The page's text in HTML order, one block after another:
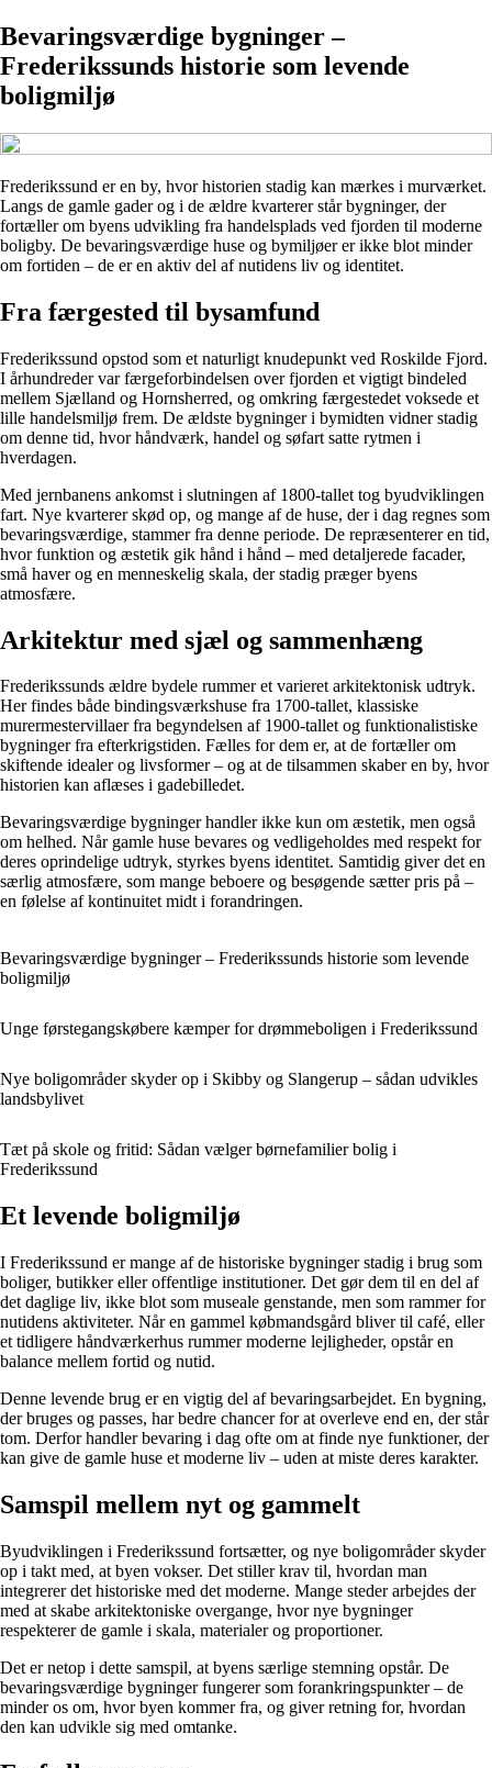
Bevaringsværdige bygninger –
Frederikssunds historie som levende
boligmiljø
Frederikssund er en by, hvor historien stadig kan mærkes i murværket.
Langs de gamle gader og i de ældre kvarterer står bygninger, der
fortæller om byens udvikling fra handelsplads ved fjorden til moderne
boligby. De bevaringsværdige huse og bymiljøer er ikke blot minder
om fortiden – de er en aktiv del af nutidens liv og identitet.
Fra færgested til bysamfund
Frederikssund opstod som et naturligt knudepunkt ved Roskilde Fjord.
I århundreder var færgeforbindelsen over fjorden et vigtigt bindeled
mellem Sjælland og Hornsherred, og omkring færgestedet voksede et
lille handelsmiljø frem. De ældste bygninger i bymidten vidner stadig
om denne tid, hvor håndværk, handel og søfart satte rytmen i
hverdagen.
Med jernbanens ankomst i slutningen af 1800-tallet tog byudviklingen
fart. Nye kvarterer skød op, og mange af de huse, der i dag regnes som
bevaringsværdige, stammer fra denne periode. De repræsenterer en tid,
hvor funktion og æstetik gik hånd i hånd – med detaljerede facader,
små haver og en menneskelig skala, der stadig præger byens
atmosfære.
Arkitektur med sjæl og sammenhæng
Frederikssunds ældre bydele rummer et varieret arkitektonisk udtryk.
Her findes både bindingsværkshuse fra 1700-tallet, klassiske
murermestervillaer fra begyndelsen af 1900-tallet og funktionalistiske
bygninger fra efterkrigstiden. Fælles for dem er, at de fortæller om
skiftende idealer og livsformer – og at de tilsammen skaber en by, hvor
historien kan aflæses i gadebilledet.
Bevaringsværdige bygninger handler ikke kun om æstetik, men også
om helhed. Når gamle huse bevares og vedligeholdes med respekt for
deres oprindelige udtryk, styrkes byens identitet. Samtidig giver det en
særlig atmosfære, som mange beboere og besøgende sætter pris på –
en følelse af kontinuitet midt i forandringen.
Bevaringsværdige bygninger – Frederikssunds historie som levende
boligmiljø
Unge førstegangskøbere kæmper for drømmeboligen i Frederikssund
Nye boligområder skyder op i Skibby og Slangerup – sådan udvikles
landsbylivet
Tæt på skole og fritid: Sådan vælger børnefamilier bolig i
Frederikssund
Et levende boligmiljø
I Frederikssund er mange af de historiske bygninger stadig i brug som
boliger, butikker eller offentlige institutioner. Det gør dem til en del af
det daglige liv, ikke blot som museale genstande, men som rammer for
nutidens aktiviteter. Når en gammel købmandsgård bliver til café, eller
et tidligere håndværkerhus rummer moderne lejligheder, opstår en
balance mellem fortid og nutid.
Denne levende brug er en vigtig del af bevaringsarbejdet. En bygning,
der bruges og passes, har bedre chancer for at overleve end en, der står
tom. Derfor handler bevaring i dag ofte om at finde nye funktioner, der
kan give de gamle huse et moderne liv – uden at miste deres karakter.
Samspil mellem nyt og gammelt
Byudviklingen i Frederikssund fortsætter, og nye boligområder skyder
op i takt med, at byen vokser. Det stiller krav til, hvordan man
integrerer det historiske med det moderne. Mange steder arbejdes der
med at skabe arkitektoniske overgange, hvor nye bygninger
respekterer de gamle i skala, materialer og proportioner.
Det er netop i dette samspil, at byens særlige stemning opstår. De
bevaringsværdige bygninger fungerer som forankringspunkter – de
minder os om, hvor byen kommer fra, og giver retning for, hvordan
den kan udvikle sig med omtanke.